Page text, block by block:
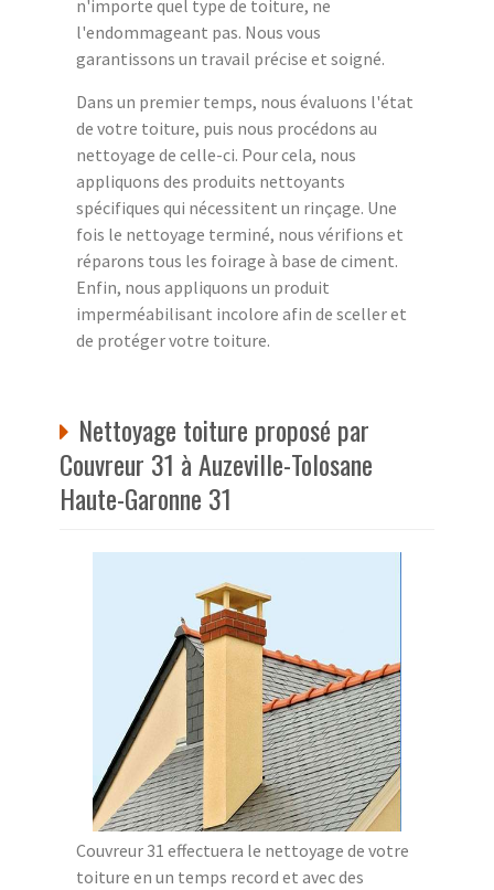
n'importe quel type de toiture, ne
l'endommageant pas. Nous vous
garantissons un travail précise et soigné.
Dans un premier temps, nous évaluons l'état
de votre toiture, puis nous procédons au
nettoyage de celle-ci. Pour cela, nous
appliquons des produits nettoyants
spécifiques qui nécessitent un rinçage. Une
fois le nettoyage terminé, nous vérifions et
réparons tous les foirage à base de ciment.
Enfin, nous appliquons un produit
imperméabilisant incolore afin de sceller et
de protéger votre toiture.
Nettoyage toiture proposé par
Couvreur 31 à Auzeville-Tolosane
Haute-Garonne 31
Couvreur 31 effectuera le nettoyage de votre
toiture en un temps record et avec des